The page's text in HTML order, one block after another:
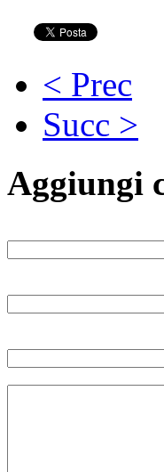
< Prec
Succ >
Aggiungi